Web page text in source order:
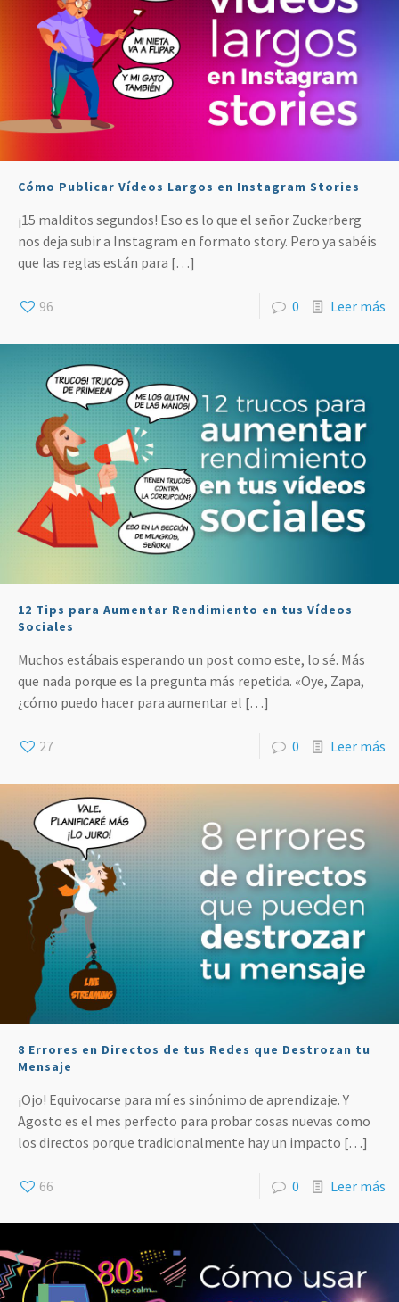
Cómo Publicar Vídeos Largos en Instagram Stories
¡15 malditos segundos! Eso es lo que el señor Zuckerberg
nos deja subir a Instagram en formato story. Pero ya sabéis
que las reglas están para […]
96 0 Leer más
12 Tips para Aumentar Rendimiento en tus Vídeos
Sociales
Muchos estábais esperando un post como este, lo sé. Más
que nada porque es la pregunta más repetida. «Oye, Zapa,
¿cómo puedo hacer para aumentar el […]
27 0 Leer más
8 Errores en Directos de tus Redes que Destrozan tu
Mensaje
¡Ojo! Equivocarse para mí es sinónimo de aprendizaje. Y
Agosto es el mes perfecto para probar cosas nuevas como
los directos porque tradicionalmente hay un impacto […]
66 0 Leer más